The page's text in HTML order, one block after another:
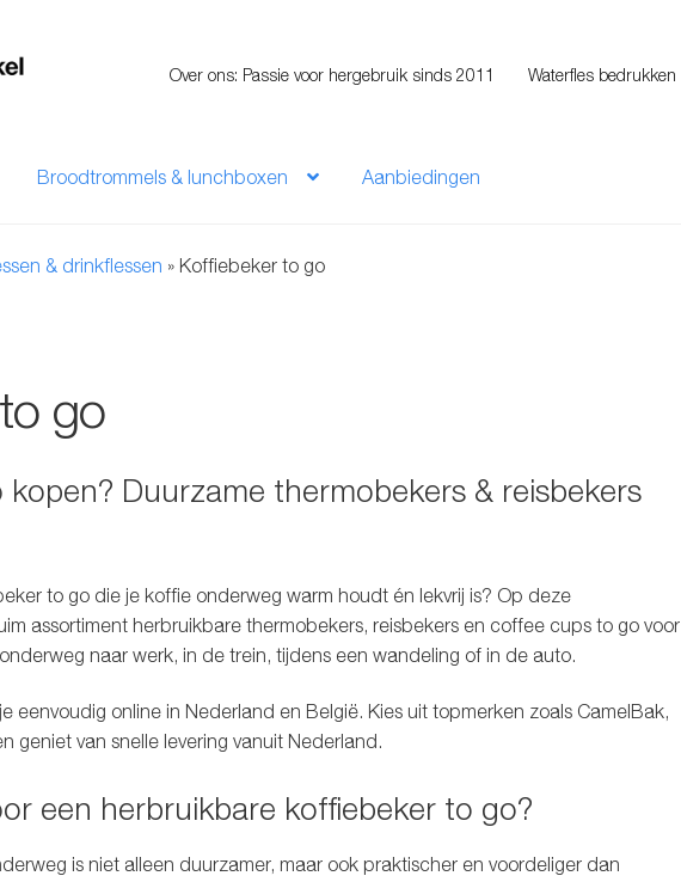
Over ons: Passie voor hergebruik sinds 2011 Waterfles bedrukken
Broodtrommels & lunchboxen Aanbiedingen
& drinkflessen » Koffiebeker to go
go
Duurzame thermobekers & reisbekers
to go die je koffie onderweg warm houdt én lekvrij is? Op deze
assortiment herbruikbarethermobekers, reisbekers en coffee cups to go voor
naar werk, in de trein, tijdens een wandeling of in de auto.
eenvoudig online in Nederland en België. Kies uit topmerken zoals CamelBak,
geniet van snelle levering vanuit Nederland.
een herbruikbare koffiebeker to go?
is niet alleen duurzamer, maar ook praktischer en voordeliger dan